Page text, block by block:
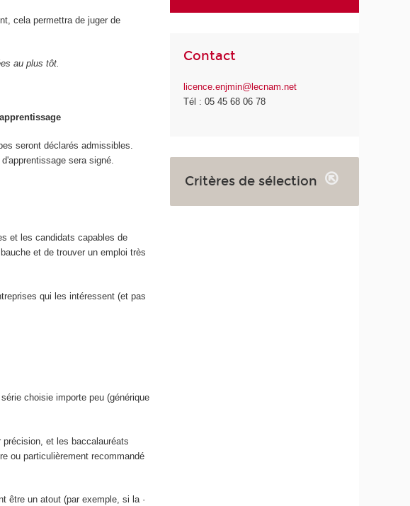
cela permettra de juger de
au plus tôt.
seront déclarés admissibles.
sera signé.
et les candidats capables de
et de trouver un emploi très
qui les intéressent (et pas
choisie importe peu (générique
et les baccalauréats
ou particulièrement recommandé
être un atout (par exemple, si la ·
Contact
licence.enjmin@lecnam.net
Tél : 05 45 68 06 78
Critères de sélection